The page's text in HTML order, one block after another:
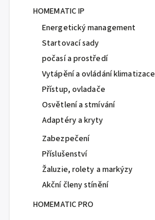
HOMEMATIC IP
Energetický management
Startovací sady
počasí a prostředí
Vytápění a ovládání klimatizace
Přístup, ovladače
Osvětlení a stmívání
Adaptéry a kryty
Zabezpečení
Příslušenství
Žaluzie, rolety a markýzy
Akční členy stínění
HOMEMATIC PRO